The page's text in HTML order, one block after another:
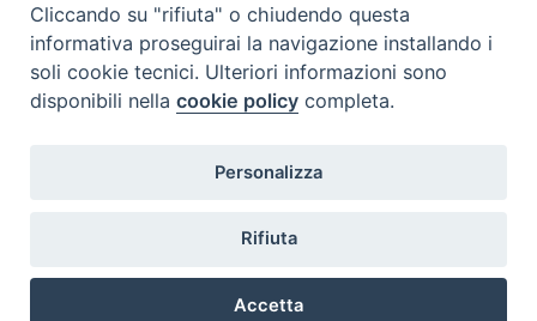
Contatti & Info
C.ne Aurelia, 50 – 00165 Roma
Contatti
Scrivi a: cnvf@chiesacattolica.it
Cliccando su "rifiuta" o chiudendo questa
informativa proseguirai la navigazione installando i
soli cookie tecnici. Ulteriori informazioni sono
disponibili nellacookie policy completa.
Personalizza
Rifiuta
Accetta